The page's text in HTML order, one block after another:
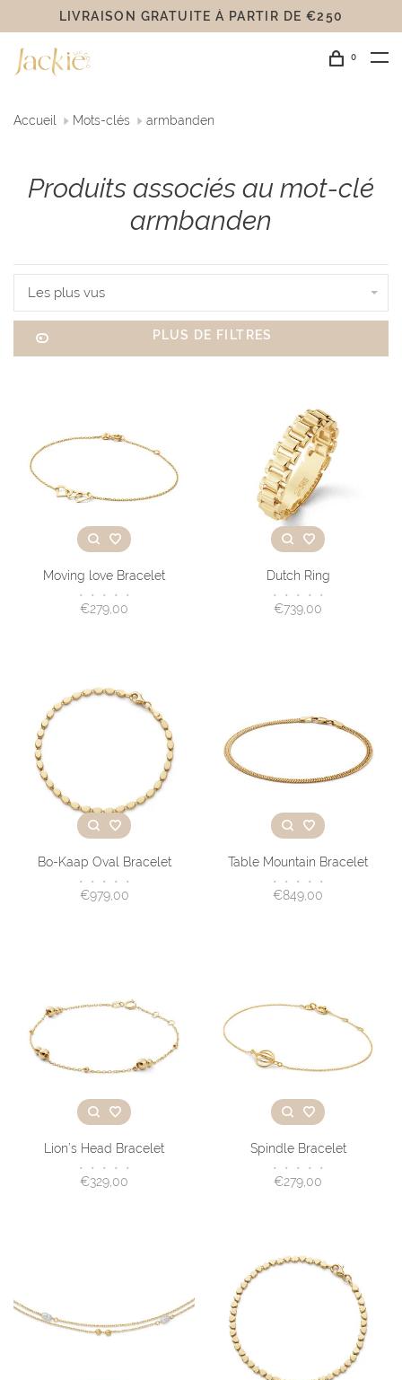
LIVRAISON GRATUITE Á PARTIR DE €250
0
Accueil Mots-clés armbanden
Produits associés au mot-clé
armbanden
Les plus vus
PLUS DE FILTRES
Moving love Bracelet
• • • • •
€279,00
Dutch Ring
• • • • •
€739,00
Bo-Kaap Oval Bracelet
• • • • •
€979,00
Table Mountain Bracelet
• • • • •
€849,00
Lion’s Head Bracelet
• • • • •
€329,00
Spindle Bracelet
• • • • •
€279,00